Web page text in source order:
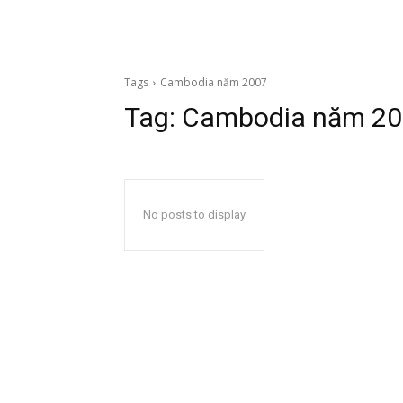
Tags Cambodia năm 2007
Tag: Cambodia năm
No posts to display